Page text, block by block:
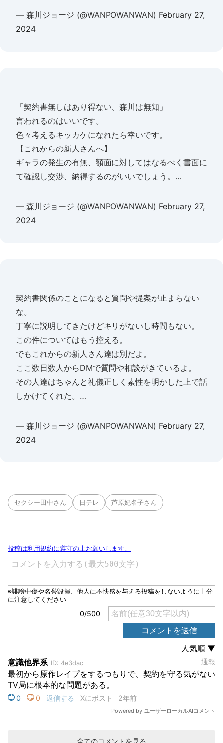
— 森川ジョージ (@WANPOWANWAN) February 27,
2024
「契約書無しはあり得ない、森川は無知」
言われるのはいいです。
色々考えるキッカケになれたら幸いです。
【これからの新人さんへ】
ギャラの発生の有無、額面に対してはなるべく書面に
て確認し交渉、納得するのがいいでしょう。…
— 森川ジョージ (@WANPOWANWAN) February 27,
2024
契約書関係のことになると質問や提案が止まらない
な。
丁寧に説明してきたけどキリがないし時間もない。
この件についてはもう控える。
でもこれからの新人さん達は別だよ。
ここ数日数人からDMで質問や相談がきているよ。
その人達はちゃんと礼儀正しく素性を明かした上で話
しかけてくれた。…
— 森川ジョージ (@WANPOWANWAN) February 27,
2024
セクシー田中さん 日テレ 芦原妃名子さん
全てのコメントを見る